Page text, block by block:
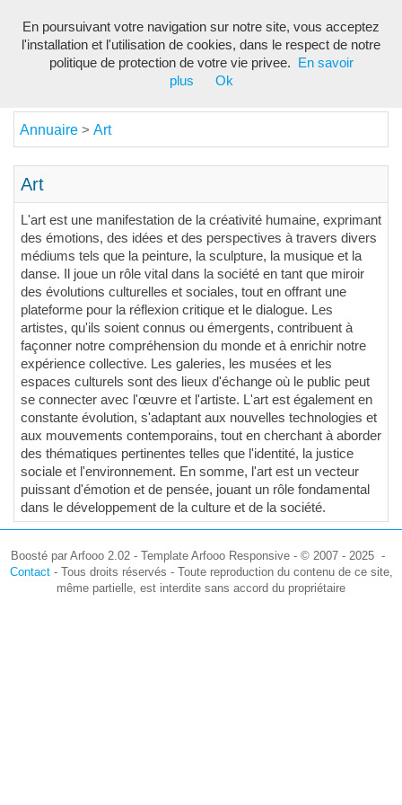
Annuaire > Art
Art
L'art est une manifestation de la créativité humaine, exprimant
des émotions, des idées et des perspectives à travers divers
médiums tels que la peinture, la sculpture, la musique et la
danse. Il joue un rôle vital dans la société en tant que miroir
des évolutions culturelles et sociales, tout en offrant une
plateforme pour la réflexion critique et le dialogue. Les
artistes, qu'ils soient connus ou émergents, contribuent à
façonner notre compréhension du monde et à enrichir notre
expérience collective. Les galeries, les musées et les
espaces culturels sont des lieux d'échange où le public peut
se connecter avec l'œuvre et l'artiste. L'art est également en
constante évolution, s'adaptant aux nouvelles technologies et
aux mouvements contemporains, tout en cherchant à aborder
des thématiques pertinentes telles que l'identité, la justice
sociale et l'environnement. En somme, l'art est un vecteur
puissant d'émotion et de pensée, jouant un rôle fondamental
dans le développement de la culture et de la société.
Boosté par Arfooo 2.02 - Template Arfooo Responsive - © 2007 - 2025 -
Contact- Tous droits réservés - Toute reproduction du contenu de ce site,
même partielle, est interdite sans accord du propriétaire
En poursuivant votre navigation sur notre site, vous acceptez
l'installation et l'utilisation de cookies, dans le respect de notre
politique de protection de votre vie privee.
En savoir
plus
Ok